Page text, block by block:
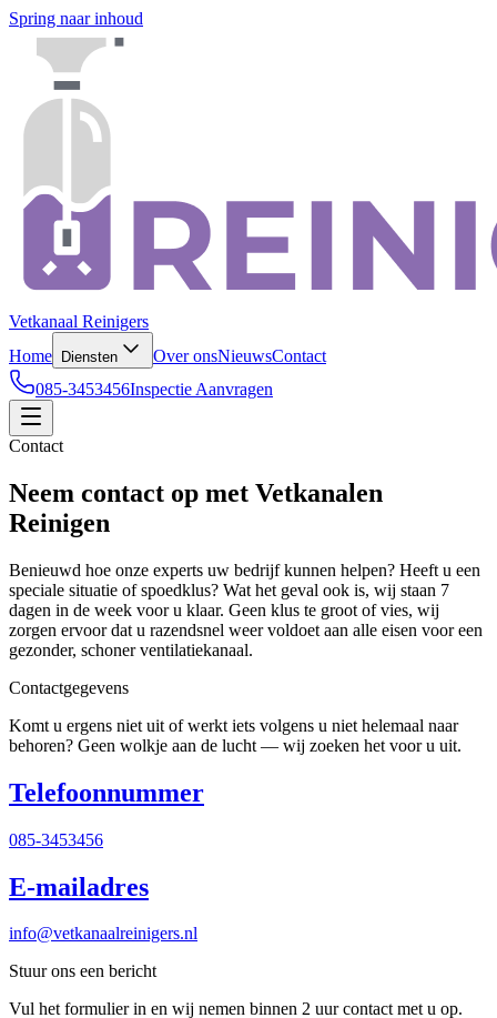
Spring naar inhoud
Vetkanaal Reinigers
Home
Diensten Over onsNieuwsContact
085-3453456Inspectie Aanvragen
Contact
Neem contact op met Vetkanalen
Reinigen
Benieuwd hoe onze experts uw bedrijf kunnen helpen? Heeft u een
speciale situatie of spoedklus? Wat het geval ook is, wij staan 7
dagen in de week voor u klaar. Geen klus te groot of vies, wij
zorgen ervoor dat u razendsnel weer voldoet aan alle eisen voor een
gezonder, schoner ventilatiekanaal.
Contactgegevens
Komt u ergens niet uit of werkt iets volgens u niet helemaal naar
behoren? Geen wolkje aan de lucht — wij zoeken het voor u uit.
Telefoonnummer
085-3453456
E-mailadres
info@vetkanaalreinigers.nl
Stuur ons een bericht
Vul het formulier in en wij nemen binnen 2 uur contact met u op.